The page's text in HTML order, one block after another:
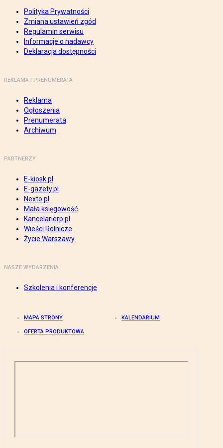
Polityka Prywatności
Zmiana ustawień zgód
Regulamin serwisu
Informacje o nadawcy
Deklaracja dostępności
REKLAMA I PRENUMERATA
Reklama
Ogłoszenia
Prenumerata
Archiwum
PARTNERZY
E-kiosk.pl
E-gazety.pl
Nexto.pl
Mała księgowość
Kancelarierp.pl
Wieści Rolnicze
Życie Warszawy
NASZE WYDARZENIA
Szkolenia i konferencje
MAPA STRONY KALENDARIUM
OFERTA PRODUKTOWA